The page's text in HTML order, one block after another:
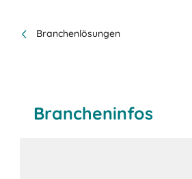
Branchenlösungen
Brancheninfos